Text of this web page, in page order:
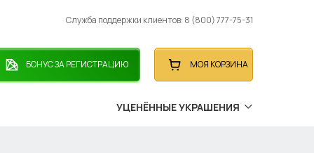
Служба поддержки клиентов: 8 (800) 777-75-31
БОНУС ЗА РЕГИСТРАЦИЮ МОЯ КОРЗИНА
УЦЕНЁННЫЕ УКРАШЕНИЯ